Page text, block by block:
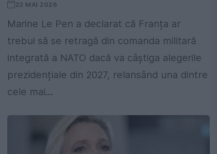
22 MAI 2026
Marine Le Pen a declarat că Franța ar
trebui să se retragă din comanda militară
integrată a NATO dacă va câștiga alegerile
prezidențiale din 2027, relansând una dintre
cele mai...